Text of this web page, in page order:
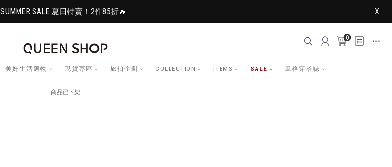
SUMMER SALE 夏日特賣！2件85折🔥 X
0
美好生活選物 現貨專區 旅拍企劃 COLLECTION ITEMS SALE 風格穿搭誌
商品已下架